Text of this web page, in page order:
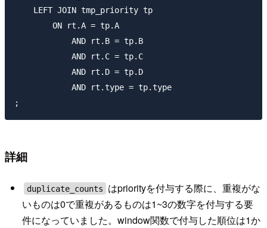
    LEFT JOIN tmp_priority tp
        ON rt.A = tp.A
            AND rt.B = tp.B
            AND rt.C = tp.C
            AND rt.D = tp.D
            AND rt.type = tp.type
詳細
duplicate_counts
はpriorityを付与する際に、重複がな
いものは0で重複があるものは1~3の数字を付与する要
件になっていました。window関数で付与した順位は1か